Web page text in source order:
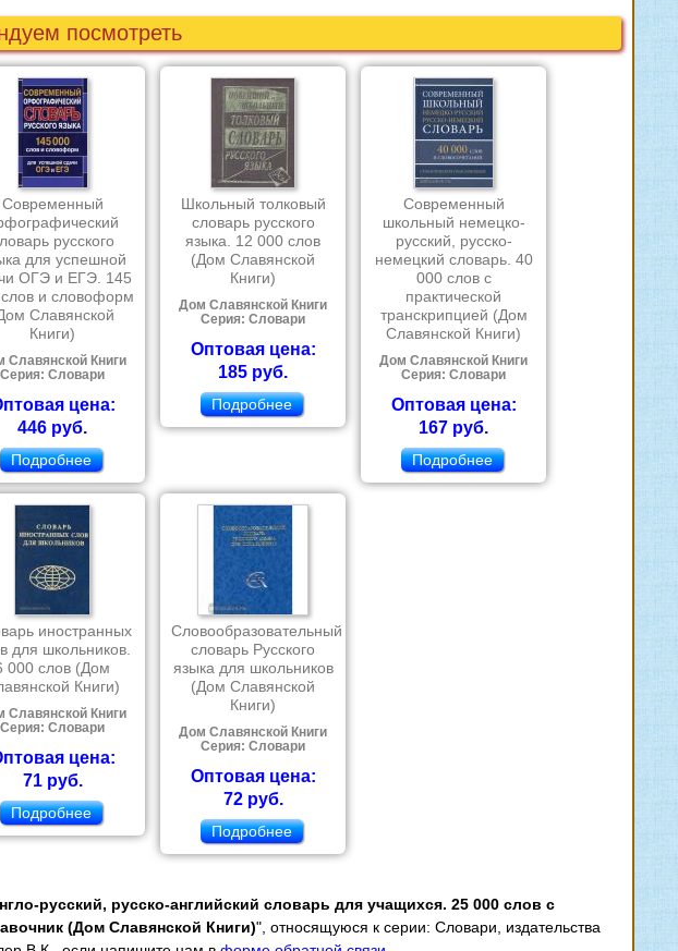
посмотреть
Современный
русского
для успешной
ОГЭ и ЕГЭ. 145
и словоформ
Славянской
Книги)
Славянской Книги
Серия: Словари
цена:
446 руб.
Подробнее
Школьный толковый
словарь русского
языка. 12 000 слов
(Дом Славянской
Книги)
Дом Славянской Книги
Серия: Словари
Оптовая цена:
185 руб.
Подробнее
Современный
школьный немецко-
русский, русско-
немецкий словарь. 40
000 слов с
практической
транскрипцией (Дом
Славянской Книги)
Дом Славянской Книги
Серия: Словари
Оптовая цена:
167 руб.
Подробнее
иностранных
для школьников.
000 слов (Дом
Книги)
Славянской Книги
Серия: Словари
цена:
71 руб.
Подробнее
Словообразовательный
словарь Русского
языка для школьников
(Дом Славянской
Книги)
Дом Славянской Книги
Серия: Словари
Оптовая цена:
72 руб.
Подробнее
русский, русско-английский словарь для учащихся. 25 000 слов с
(Дом Славянской Книги)", относящуюся к серии: Словари, издательства